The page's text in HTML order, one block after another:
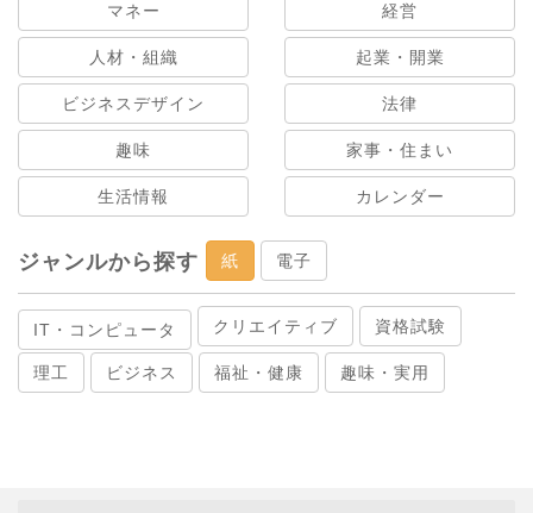
マネー 経営
人材・組織 起業・開業
ビジネスデザイン 法律
趣味 家事・住まい
生活情報 カレンダー
ジャンルから探す 紙 電子
IT・コンピュータ クリエイティブ 資格試験
理工 ビジネス 福祉・健康 趣味・実用